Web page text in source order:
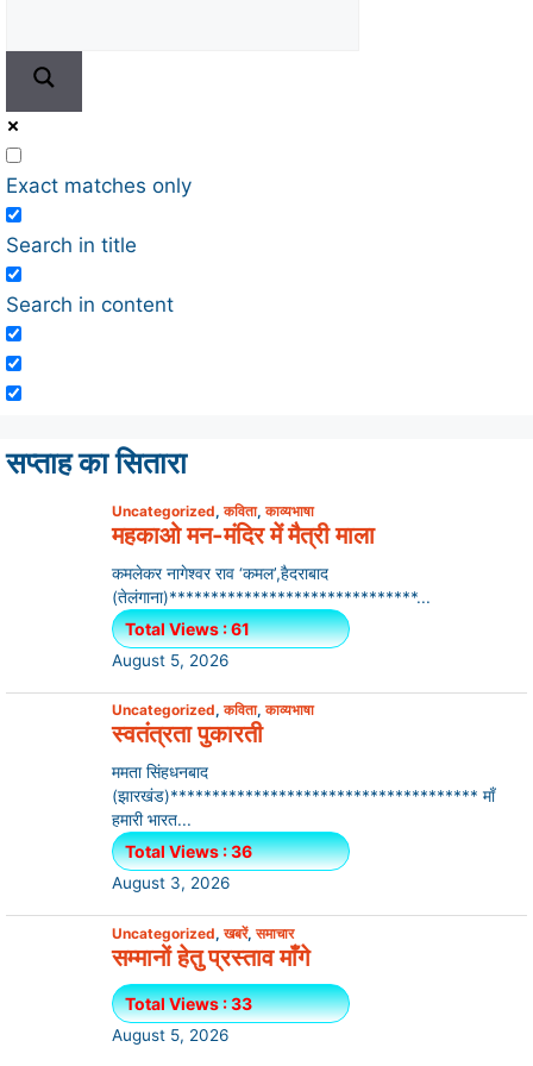
Exact matches only
Search in title
Search in content
सप्ताह का सितारा
Uncategorized,कविता,काव्यभाषा
महकाओ मन-मंदिर में मैत्री माला
कमलेकर नागेश्वर राव ‘कमल’,हैदराबाद
(तेलंगाना)******************************...
Total Views : 61
August 5, 2026
Uncategorized,कविता,काव्यभाषा
स्वतंत्रता पुकारती
ममता सिंहधनबाद
(झारखंड)************************************* माँ
हमारी भारत...
Total Views : 36
August 3, 2026
Uncategorized,खबरें,समाचार
सम्मानों हेतु प्रस्ताव माँगे
Total Views : 33
August 5, 2026